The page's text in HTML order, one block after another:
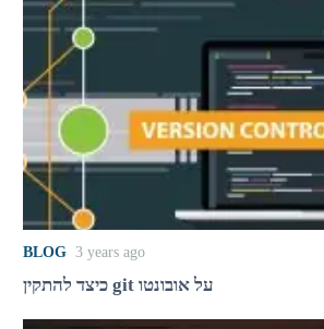
BLOG 3 years ago
כיצד להתקין git על אובונטו